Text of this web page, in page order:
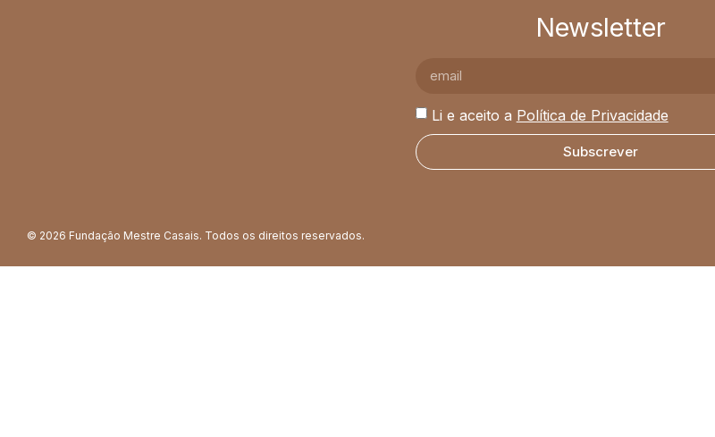
Newsletter
Li e aceito a Política de Privacidade
Subscrever
© 2026 Fundação Mestre Casais. Todos os direitos reservados.